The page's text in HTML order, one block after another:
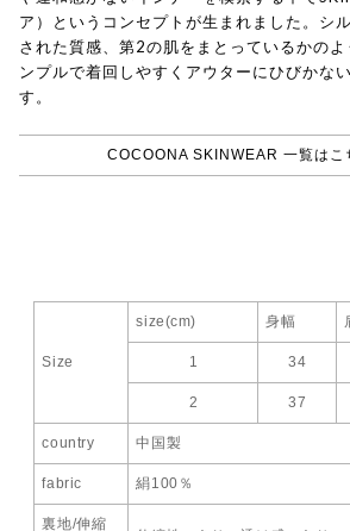
ア）というコンセプトが生まれました。シ
された質感、第2の肌をまとっているかの
ンプルで着回しやすくアウターにひびかな
す。
COCOONA SKINWEAR 一覧はこ
Size
size(cm) 身幅
1 34
2 37
country 中国製
fabric 絹100％
裏地/伸縮